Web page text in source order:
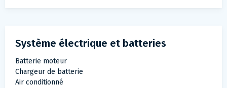
Système électrique et batteries
Batterie moteur
Chargeur de batterie
Air conditionné